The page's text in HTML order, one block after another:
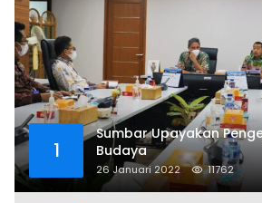
1
Sumbar Upayakan
Budaya
26 Januari 2022 11762